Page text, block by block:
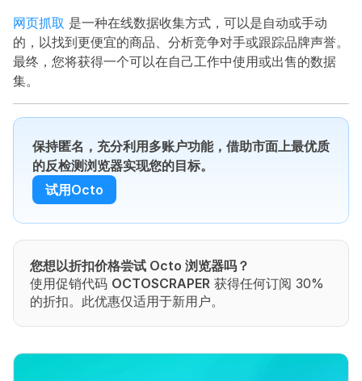
网页抓取 是一种在线数据收集方式，可以是自动或手动
的，以找到更便宜的商品、分析竞争对手或跟踪品牌声誉。
最终，您将获得一个可以在自己工作中使用或出售的数据
集。
保持匿名，充分利用多账户功能，借助市面上最优质
的反检测浏览器实现您的目标。
试用Octo
您想以折扣价格尝试 Octo 浏览器吗？
使用促销代码 OCTOSCRAPER 获得任何订阅 30%
的折扣。此优惠仅适用于新用户。